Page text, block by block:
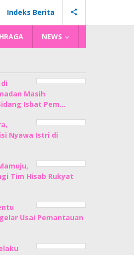
Indeks Berita
NEWS
Masih
Isbat Pem…
Nyawa Istri di
Tim Hisab Rukyat
Usai Pemantauan